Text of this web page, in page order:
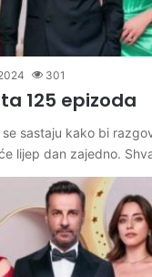
301
125 epizoda
sastaju kako bi
lijep dan zajedno.